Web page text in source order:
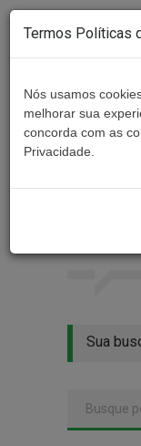
Sua
Termos Políticas
Nós usamos
melhorar sua
concorda com as
Privacidade.